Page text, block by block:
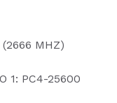
(2666 MHZ)
1: PC4-25600